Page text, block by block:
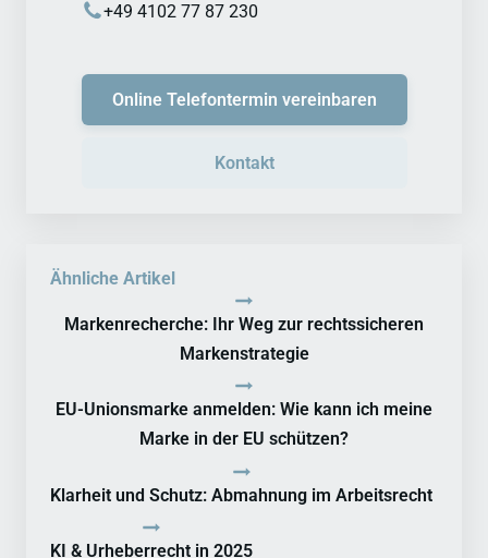
+49 4102 77 87 230
Online Telefontermin vereinbaren
Kontakt
Ähnliche Artikel
Markenrecherche: Ihr Weg zur rechtssicheren
Markenstrategie
EU-Unionsmarke anmelden: Wie kann ich meine
Marke in der EU schützen?
Klarheit und Schutz: Abmahnung im Arbeitsrecht
KI & Urheberrecht in 2025